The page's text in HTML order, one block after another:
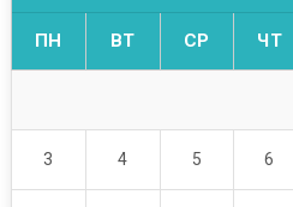
ПН ВТ СР ЧТ
3 4 5 6